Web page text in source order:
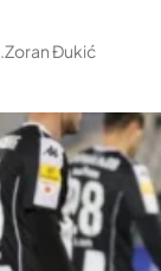
Zoran Đukić